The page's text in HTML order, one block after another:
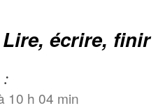
Lire, écrire, finir
10 h 04 min